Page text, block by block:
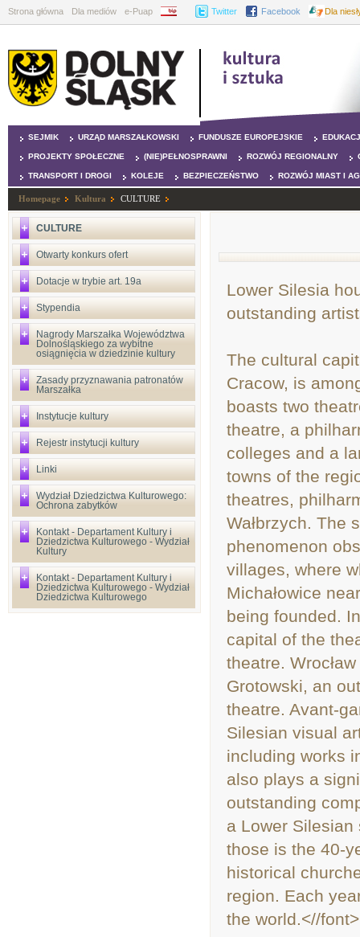
Strona główna Dla mediów e-Puap BIP Twitter Facebook Dla
SEJMIK URZĄD MARSZAŁKOWSKI FUNDUSZE EUROPEJSKIE
PROJEKTY SPOŁECZNE (NIE)PEŁNOSPRAWNI ROZWÓJ REGIONALNY
TRANSPORT I DROGI KOLEJE BEZPIECZEŃSTWO ROZWÓJ MIAST I
Homepage Kultura CULTURE
CULTURE
Otwarty konkurs ofert
Dotacje w trybie art. 19a
Stypendia
Nagrody Marszałka Województwa
Dolnośląskiego za wybitne
osiągnięcia w dziedzinie kultury
Zasady przyznawania patronatów
Marszałka
Instytucje kultury
Rejestr instytucji kultury
Linki
Wydział Dziedzictwa Kulturowego:
Ochrona zabytków
Kontakt - Departament Kultury i
Dziedzictwa Kulturowego - Wydział
Kultury
Kontakt - Departament Kultury i
Dziedzictwa Kulturowego - Wydział
Dziedzictwa Kulturowego
Lower Silesia
outstanding
The cultural
Cracow, is
boasts two
theatre, a
colleges and a
towns of the
theatres,
Wałbrzych. The
phenomenon
villages, where
Michałowice
being founded.
capital of the
theatre.
Grotowski, an
theatre. Avant-
Silesian visual
including works
also plays a
outstanding
a Lower
those is the 40-
historical
region. Each
the world.<//font>